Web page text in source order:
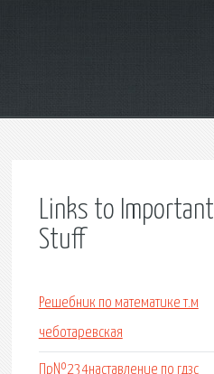
Links to Important
Stuff
Решебник по математике т.м
чеботаревская
Пр№234наставление по гдзс